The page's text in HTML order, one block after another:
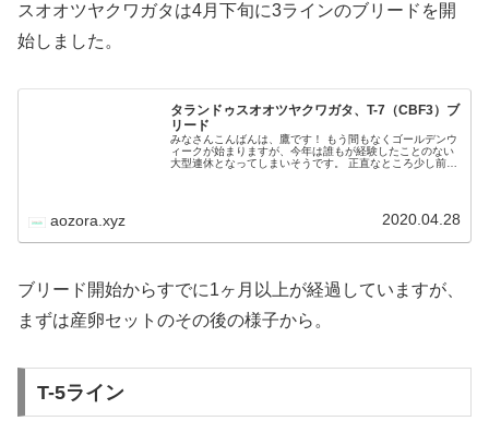
スオオツヤクワガタは4月下旬に3ラインのブリードを開
始しました。
タランドゥスオオツヤクワガタ、T-7（CBF3）ブ
リード
みなさんこんばんは、鷹です！ もう間もなくゴールデンウ
ィークが始まりますが、今年は誰もが経験したことのない
大型連休となってしまいそうです。 正直なところ少し前ま
aozora.xyz 2020.04.28
ブリード開始からすでに1ヶ月以上が経過していますが、
まずは産卵セットのその後の様子から。
T-5ライン